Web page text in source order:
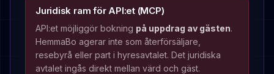
Juridisk ram för API:et (MCP)
API:et möjliggör bokning på uppdrag av gästen.
HemmaBo agerar inte som återförsäljare,
resebyrå eller part i hyresavtalet. Det juridiska
avtalet ingås direkt mellan värd och gäst.